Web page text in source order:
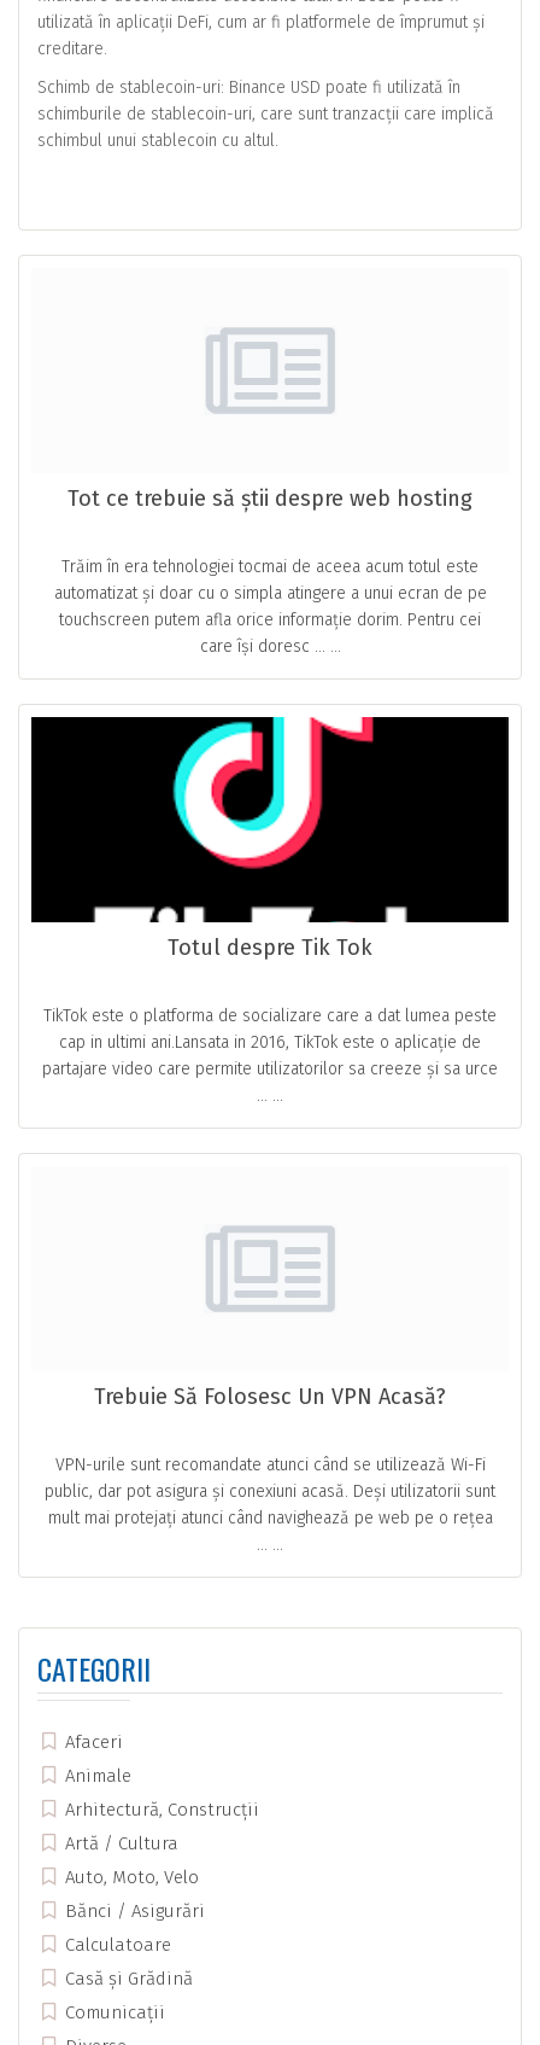
utilizată în aplicații DeFi, cum ar fi platformele de împrumut și
creditare.
Schimb de stablecoin-uri: Binance USD poate fi utilizată în
schimburile de stablecoin-uri, care sunt tranzacții care implică
schimbul unui stablecoin cu altul.
Tot ce trebuie să știi despre web hosting
Trăim în era tehnologiei tocmai de aceea acum totul este
automatizat și doar cu o simpla atingere a unui ecran de pe
touchscreen putem afla orice informație dorim. Pentru cei
care își doresc … ...
Totul despre Tik Tok
TikTok este o platforma de socializare care a dat lumea peste
cap in ultimi ani.Lansata in 2016, TikTok este o aplicație de
partajare video care permite utilizatorilor sa creeze și sa urce
… ...
Trebuie Să Folosesc Un VPN Acasă?
VPN-urile sunt recomandate atunci când se utilizează Wi-Fi
public, dar pot asigura și conexiuni acasă. Deși utilizatorii sunt
mult mai protejați atunci când navighează pe web pe o rețea
… ...
CATEGORII
Afaceri
Animale
Arhitectură, Construcții
Artă / Cultura
Auto, Moto, Velo
Bănci / Asigurări
Calculatoare
Casă și Grădină
Comunicații